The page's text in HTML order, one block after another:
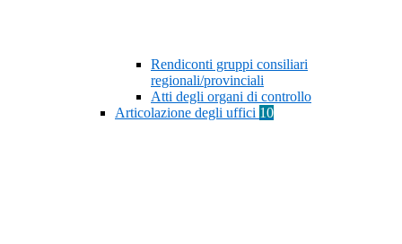
Rendiconti gruppi consiliari
regionali/provinciali
Atti degli organi di controllo
Articolazione degli uffici 10